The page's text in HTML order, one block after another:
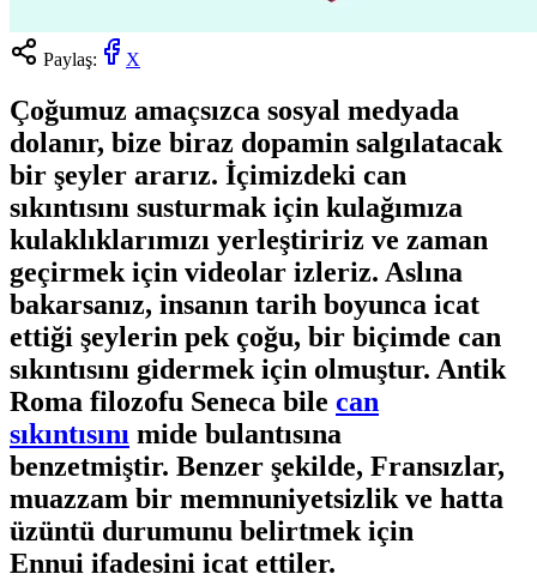
Paylaş: X
Çoğumuz amaçsızca sosyal medyada
dolanır, bize biraz dopamin salgılatacak
bir şeyler ararız. İçimizdeki can
sıkıntısını susturmak için kulağımıza
kulaklıklarımızı yerleştiririz ve zaman
geçirmek için videolar izleriz. Aslına
bakarsanız, insanın tarih boyunca icat
ettiği şeylerin pek çoğu, bir biçimde can
sıkıntısını gidermek için olmuştur. Antik
Roma filozofu Seneca bile can
sıkıntısını mide bulantısına
benzetmiştir. Benzer şekilde, Fransızlar,
muazzam bir memnuniyetsizlik ve hatta
üzüntü durumunu belirtmek için
Ennui ifadesini icat ettiler.